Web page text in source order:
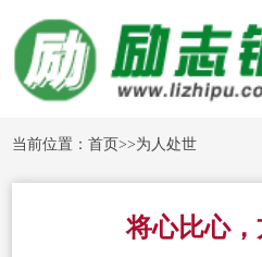
当前位置：首页>>为人处世
将心比心